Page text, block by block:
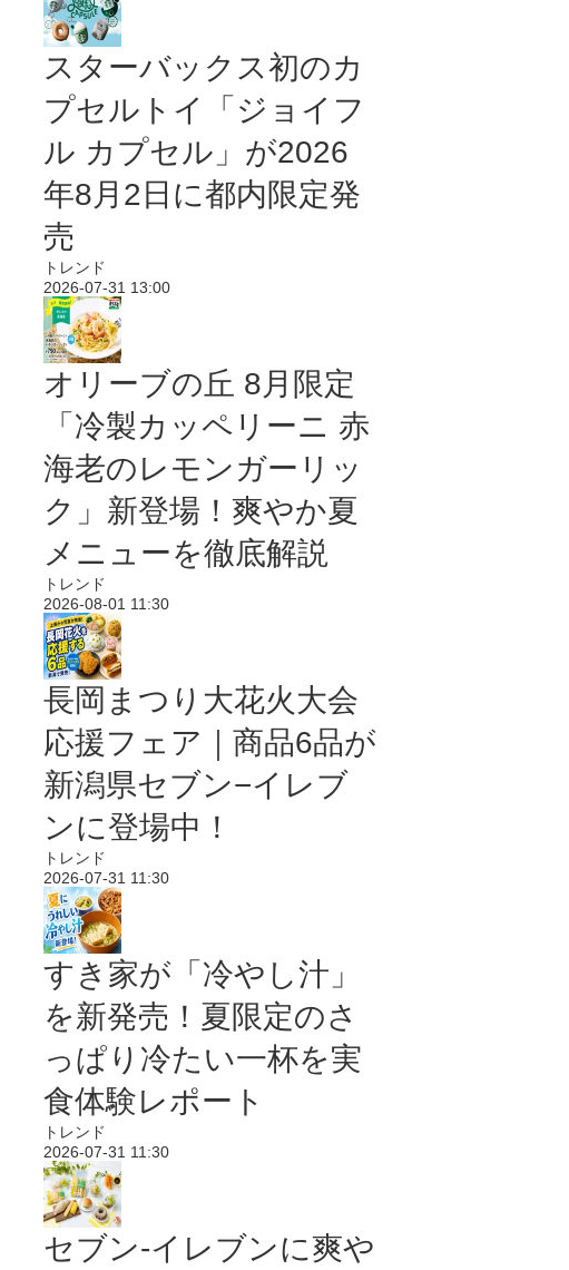
スターバックス初のカ
プセルトイ「ジョイフ
ル カプセル」が2026
年8月2日に都内限定発
売
トレンド
2026-07-31 13:00
オリーブの丘 8月限定
「冷製カッペリーニ 赤
海老のレモンガーリッ
ク」新登場！爽やか夏
メニューを徹底解説
トレンド
2026-08-01 11:30
長岡まつり大花火大会
応援フェア｜商品6品が
新潟県セブン−イレブ
ンに登場中！
トレンド
2026-07-31 11:30
すき家が「冷やし汁」
を新発売！夏限定のさ
っぱり冷たい一杯を実
食体験レポート
トレンド
2026-07-31 11:30
セブン‐イレブンに爽や